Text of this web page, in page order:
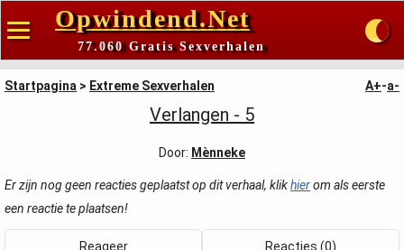
Opwindend.Net
77.060 Gratis Sexverhalen
Startpagina > Extreme Sexverhalen A+-a-
Verlangen - 5
Door: Mènneke
Er zijn nog geen reacties geplaatst op dit verhaal, klikhierom als eerste
een reactie te plaatsen!
Reageer Reacties (0)